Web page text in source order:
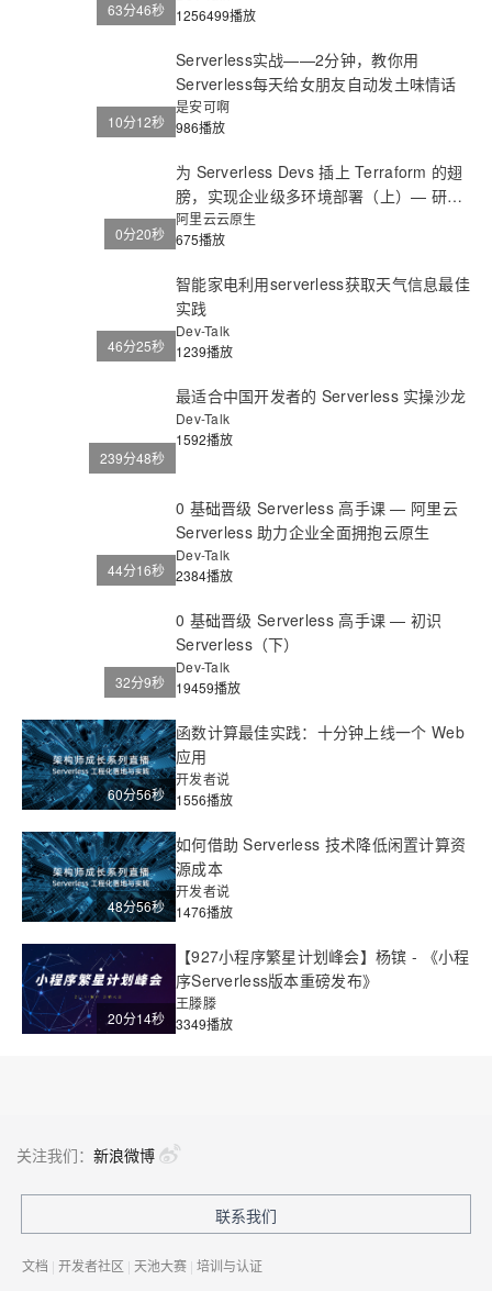
63分46秒
1256499播放
10分12秒
Serverless实战——2分钟，教你用
Serverless每天给女朋友自动发土味情话
是安可啊
986播放
0分20秒
为 Serverless Devs 插上 Terraform 的翅
膀，实现企业级多环境部署（上）— 研
发：使用环境模板创建环境
阿里云云原生
675播放
46分25秒
智能家电利用serverless获取天气信息最佳
实践
Dev-Talk
1239播放
239分48秒
最适合中国开发者的 Serverless 实操沙龙
Dev-Talk
1592播放
44分16秒
0 基础晋级 Serverless 高手课 — 阿里云
Serverless 助力企业全面拥抱云原生
Dev-Talk
2384播放
32分9秒
0 基础晋级 Serverless 高手课 — 初识
Serverless（下）
Dev-Talk
19459播放
60分56秒
函数计算最佳实践：十分钟上线一个 Web
应用
开发者说
1556播放
48分56秒
如何借助 Serverless 技术降低闲置计算资
源成本
开发者说
1476播放
20分14秒
【927小程序繁星计划峰会】杨镔 - 《小程
序Serverless版本重磅发布》
王滕滕
3349播放
关注我们： 新浪微博
联系我们
文档 | 开发者社区 | 天池大赛 | 培训与认证